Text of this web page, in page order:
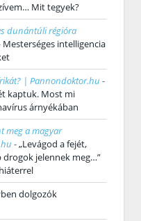
Mit tegyek?
dunántúli régióra
Mesterséges intelligencia
| Pannondoktor.hu -
kaptuk. Most mi
árnyékában
meg a magyar
-„Levágod a fejét,
jelennek meg…”
dolgozók